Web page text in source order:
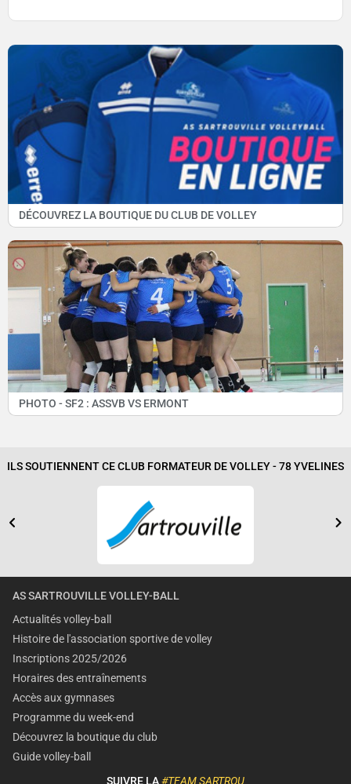
DÉCOUVREZ LA BOUTIQUE DU CLUB DE VOLLEY
PHOTO - SF2 : ASSVB VS ERMONT
ILS SOUTIENNENT CE CLUB FORMATEUR DE VOLLEY - 78 YVELINES
AS SARTROUVILLE VOLLEY-BALL
Actualités volley-ball
Histoire de l'association sportive de volley
Inscriptions 2025/2026
Horaires des entraînements
Accès aux gymnases
Programme du week-end
Découvrez la boutique du club
Guide volley-ball